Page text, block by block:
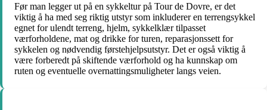
Før man legger ut på en sykkeltur på Tour de Dovre, er det
viktig å ha med seg riktig utstyr som inkluderer en terrengsykkel
egnet for ulendt terreng, hjelm, sykkelklær tilpasset
værforholdene, mat og drikke for turen, reparasjonssett for
sykkelen og nødvendig førstehjelpsutstyr. Det er også viktig å
være forberedt på skiftende værforhold og ha kunnskap om
ruten og eventuelle overnattingsmuligheter langs veien.